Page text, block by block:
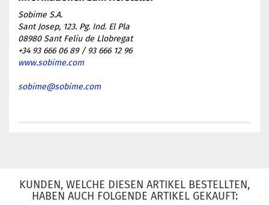
Sobime S.A.
Sant Josep, 123. Pg. Ind. El Pla
08980 Sant Feliu de Llobregat
+34 93 666 06 89 / 93 666 12 96
www.sobime.com
sobime@sobime.com
KUNDEN, WELCHE DIESEN ARTIKEL BESTELLTEN,
HABEN AUCH FOLGENDE ARTIKEL GEKAUFT: